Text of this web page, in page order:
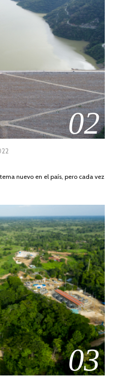
02
DE
nuevo en el país, pero cada vez
03